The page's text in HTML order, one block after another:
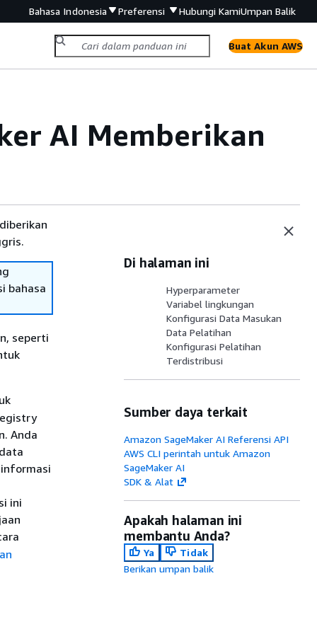
Bahasa Indonesia Preferensi Hubungi KamiUmpan Balik
Buat Akun AWS
AI Memberikan
bahasa
seperti
Anda
ini
Di halaman ini
Hyperparameter
Variabel lingkungan
Konfigurasi Data Masukan
Data Pelatihan
Konfigurasi Pelatihan
Terdistribusi
Sumber daya terkait
Amazon SageMaker AI Referensi API
AWS CLI perintah untuk Amazon
SageMaker AI
SDK & Alat
Apakah halaman ini
membantu Anda?
Ya
Tidak
Berikan umpan balik